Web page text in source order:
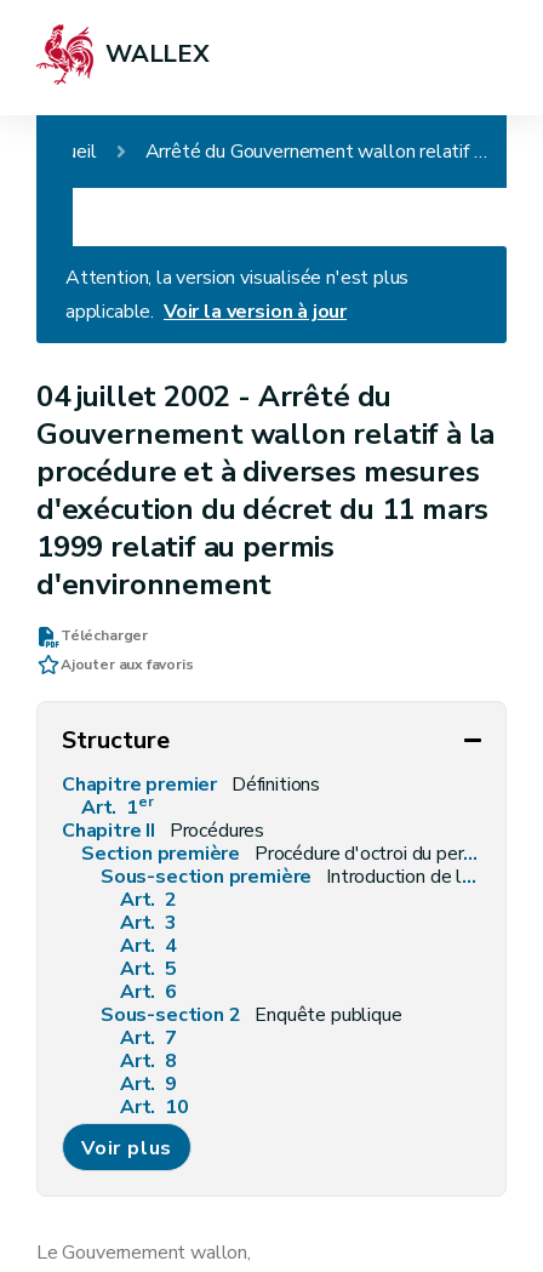
WALLEX
Accueil Arrêté du Gouvernement wallon relatif à la procédure et à diverses mesures d'exécution du décret du 11 mars 1999 relatif au permis d'environnement
Attention, la version visualisée n'est plus
applicable. Voir la version à jour
04 juillet 2002 - Arrêté du
Gouvernement wallon relatif à la
procédure et à diverses mesures
d'exécution du décret du 11 mars
1999 relatif au permis
d'environnement
Télécharger
Ajouter aux favoris
Structure
Chapitre premier Définitions
Art. 1er
Chapitre II
Procédures
Section première
Procédure d'octroi du permis d'environnement
Sous-section première
Introduction de la demande
Art. 2
Art. 3
Art. 4
Art. 5
Art. 6
Sous-section 2 Enquête publique
Art. 7
Art. 8
Art. 9
Art. 10
Art. 11
Art. 12
Art. 13
Art. 15
Voir plus
Le Gouvernement wallon,